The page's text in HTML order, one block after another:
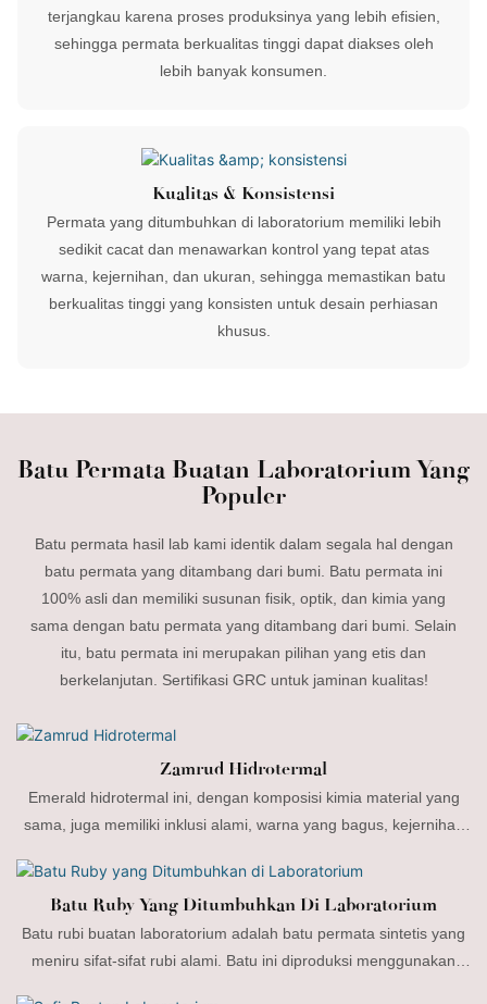
terjangkau karena proses produksinya yang lebih efisien,
sehingga permata berkualitas tinggi dapat diakses oleh
lebih banyak konsumen.
Kualitas & Konsistensi
Permata yang ditumbuhkan di laboratorium memiliki lebih
sedikit cacat dan menawarkan kontrol yang tepat atas
warna, kejernihan, dan ukuran, sehingga memastikan batu
berkualitas tinggi yang konsisten untuk desain perhiasan
khusus.
Batu Permata Buatan Laboratorium Yang
Populer
Batu permata hasil lab kami identik dalam segala hal dengan
batu permata yang ditambang dari bumi. Batu permata ini
100% asli dan memiliki susunan fisik, optik, dan kimia yang
sama dengan batu permata yang ditambang dari bumi. Selain
itu, batu permata ini merupakan pilihan yang etis dan
berkelanjutan. Sertifikasi GRC untuk jaminan kualitas!
Zamrud Hidrotermal
Emerald hidrotermal ini, dengan komposisi kimia material yang
sama, juga memiliki inklusi alami, warna yang bagus, kejernihan
terjangkau, menjadikannya alternatif yang sangat baik untuk
perhiasan emerald alami.
Batu Ruby Yang Ditumbuhkan Di Laboratorium
Batu rubi buatan laboratorium adalah batu permata sintetis yang
meniru sifat-sifat rubi alami. Batu ini diproduksi menggunakan